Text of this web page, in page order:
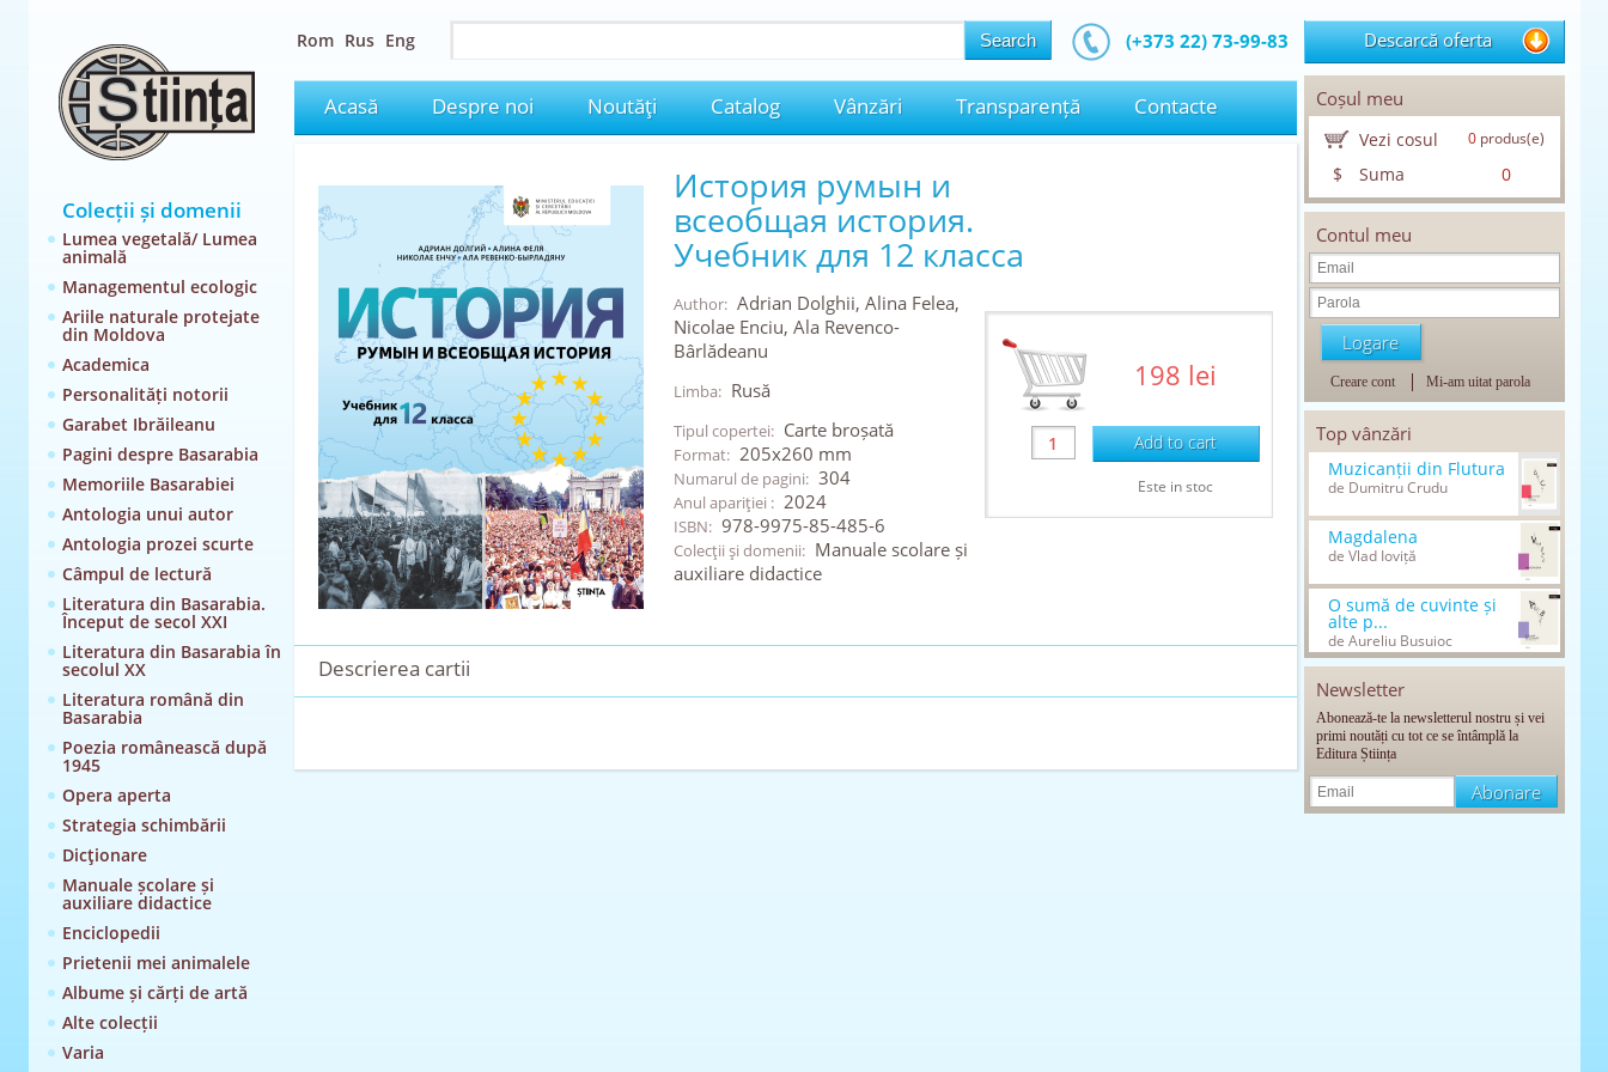
Colecții și domenii
Lumea vegetală/ Lumea
animală
Managementul ecologic
Ariile naturale protejate
din Moldova
Academica
Personalități notorii
Garabet Ibrăileanu
Pagini despre Basarabia
Memoriile Basarabiei
Antologia unui autor
Antologia prozei scurte
Câmpul de lectură
Literatura din Basarabia.
Început de secol XXI
Literatura din Basarabia în
secolul XX
Literatura română din
Basarabia
Poezia românească după
1945
Opera aperta
Strategia schimbării
Dicţionare
Manuale școlare și
auxiliare didactice
Enciclopedii
Prietenii mei animalele
Albume și cărți de artă
Alte colecții
Varia
Rom Rus Eng (+373 22) 73-99-83
Acasă Despre noi Noutăţi Catalog Vânzări Transparență Contacte
История румын и
всеобщая история.
Учебник для 12 класса
Author: Adrian Dolghii, Alina Felea,
Nicolae Enciu, Ala Revenco-
Bârlădeanu
Limba: Rusă
Tipul copertei: Carte broșată
Format: 205x260 mm
Numarul de pagini: 304
Anul apariţiei : 2024
ISBN: 978-9975-85-485-6
Colecţii şi domenii: Manuale scolare și
auxiliare didactice
198 lei
Add to cart
Este in stoc
Descrierea cartii
Descarcă oferta
Coșul meu
Vezi cosul 0produs(e)
$ Suma 0
Contul meu
Creare cont Mi-am uitat parola
Top vânzări
Muzicanții din Flutura
de Dumitru Crudu
Magdalena
de Vlad Ioviță
O sumă de cuvinte și
alte p...
de Aureliu Busuioc
Newsletter
Abonează-te la newsletterul nostru și vei
primi noutăți cu tot ce se întâmplă la
Editura Știința